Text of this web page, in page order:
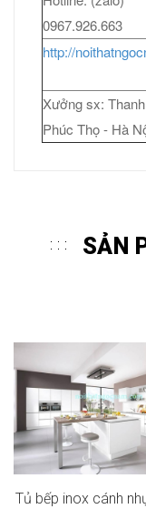
0967.926.663
http://
Xưởng sx:
Phúc Thọ - Hà
SẢN
Tủ bếp inox cánh